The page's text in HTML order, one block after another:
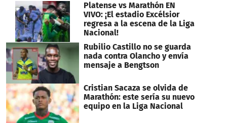
Platense vs Marathón EN
VIVO: ¡El estadio Excélsior
regresa a la escena de la Liga
Nacional!
Rubilio Castillo no se guarda
nada contra Olancho y envía
mensaje a Bengtson
Cristian Sacaza se olvida de
Marathón: este sería su nuevo
equipo en la Liga Nacional